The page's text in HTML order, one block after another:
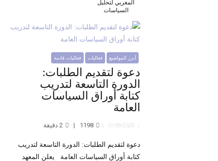
المغربي لتحليل
السياسات
أبرز المواضيع فعاليات فعاليات قادمة
دعوة لتقديم الطلبات:
الدورة التاسعة لتدريب
كتابة أوراق السياسات
العامة
17/09/2025
1198
2دقيقة
دعوة لتقديم الطلبات: الدورة التاسعة لتدريب
كتابة أوراق السياسات العامة يعلن المعهد